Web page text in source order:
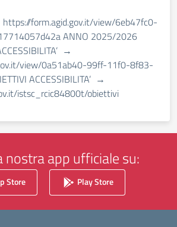
https://form.agid.gov.it/view/6eb47fc0-
ANNO 2025/2026
→
view/0a51ab40-99ff-11f0-8f83-
ACCESSIBILITA’ →
istsc_rcic84800t/obiettivi
nostra app ufficiale su:
Store Play Store